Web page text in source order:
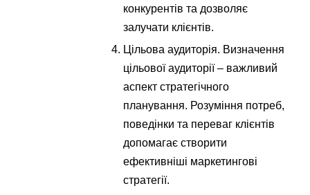
конкурентів та дозволяє
залучати клієнтів.
Цільова аудиторія. Визначення
цільової аудиторії – важливий
аспект стратегічного
планування. Розуміння потреб,
поведінки та переваг клієнтів
допомагає створити
ефективніші маркетингові
стратегії.